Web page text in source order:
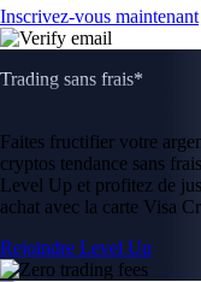
Inscrivez-vous maintenant
Trading sans frais*
Faites fructifier votre
cryptos tendance sans
Level Up et profitez de
achat avec la carte Visa
Rejoindre Level Up